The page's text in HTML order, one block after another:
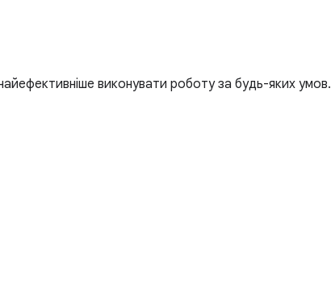
виконувати роботу за будь-яких умов.